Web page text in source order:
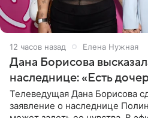
12 часов назад Елена Нужная
Дана Борисова
наследнице: «Есть
Телеведущая Дана Борисова
заявление о наследнице